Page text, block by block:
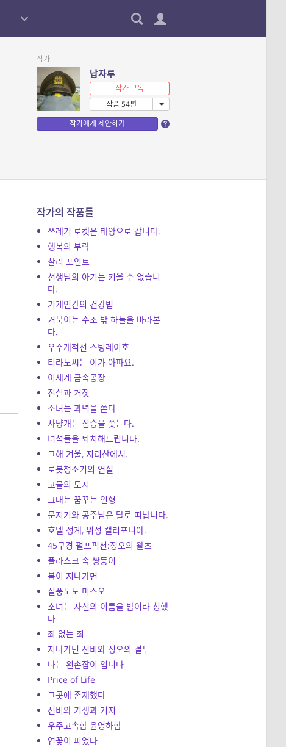
작가
납자루
작가 구독
작품 54편
작가에게 제안하기
작가의 작품들
쓰레기 로켓은 태양으로 갑니다.
행복의 부락
찰리 포인트
선생님의 아기는 키울 수 없습니
다.
기계인간의 건강법
거북이는 수조 밖 하늘을 바라본
다.
우주개척선 스팅레이호
티라노씨는 이가 아파요.
이세계 금속공장
진실과 거짓
소녀는 과녁을 쏜다
사냥개는 짐승을 쫒는다.
녀석들을 퇴치해드립니다.
그해 겨울, 지리산에서.
로봇청소기의 연설
고물의 도시
그대는 꿈꾸는 인형
문지기와 공주님은 달로 떠납니다.
호텔 성계, 위성 캘리포니아.
45구경 펄프픽션:정오의 왈츠
플라스크 속 쌍둥이
봄이 지나가면
질풍노도 미스오
소녀는 자신의 이름을 밤이라 칭했
다
죄 없는 죄
지나가던 선비와 정오의 결투
나는 왼손잡이 입니다
Price of Life
그곳에 존재했다
선비와 기생과 거지
우주고속함 윤영하함
연꽃이 피었다